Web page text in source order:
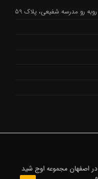
رو مدرسه شفیعی، پلاک 59
اصفهان مجموعه اوج شید